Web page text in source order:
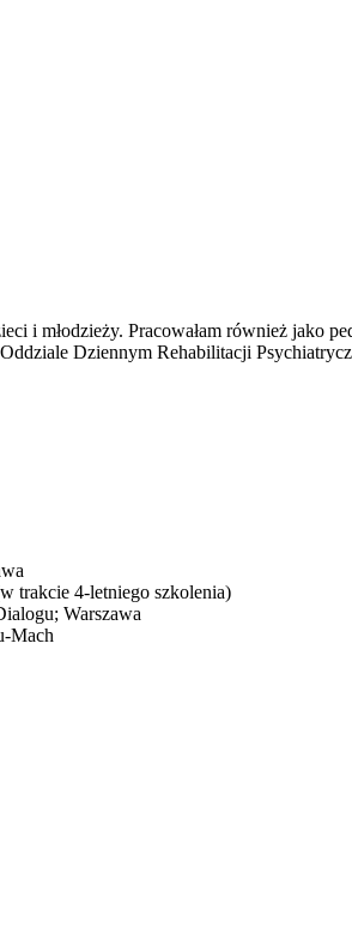
i młodzieży. Pracowałam również jako
Dziennym Rehabilitacji
trakcie 4-letniego szkolenia)
Warszawa
Mach